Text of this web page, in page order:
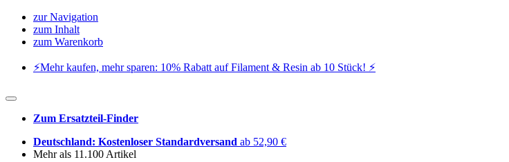
zur Navigation
zum Inhalt
zum Warenkorb
⚡️Mehr kaufen, mehr sparen: 10% Rabatt auf Filament & Resin ab 10 Stück! ⚡️
Zum Ersatzteil-Finder
Deutschland: Kostenloser Standardversand ab 52,90 €
Mehr als 11.100 Artikel